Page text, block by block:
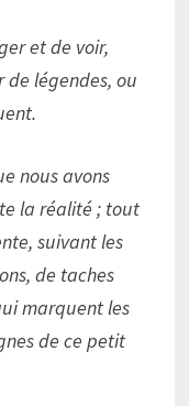
et de voir,
de légendes, ou
nous avons
la réalité ; tout
suivant les
de taches
marquent les
de ce petit